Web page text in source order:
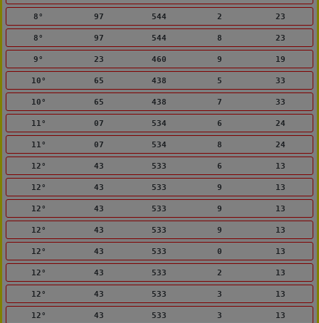
8° 97 544 2 23
8° 97 544 8 23
9° 23 460 9 19
10° 65 438 5 33
10° 65 438 7 33
11° 07 534 6 24
11° 07 534 8 24
12° 43 533 6 13
12° 43 533 9 13
12° 43 533 9 13
12° 43 533 9 13
12° 43 533 0 13
12° 43 533 2 13
12° 43 533 3 13
12° 43 533 3 13